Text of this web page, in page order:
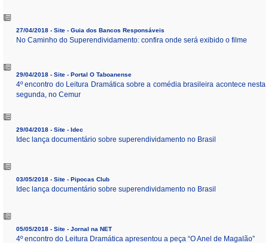
27/04/2018 - Site - Guia dos Bancos Responsáveis
No Caminho do Superendividamento: confira onde será exibido o filme
29/04/2018 - Site - Portal O Taboanense
4º encontro do Leitura Dramática sobre a comédia brasileira acontece nesta
segunda, no Cemur
29/04/2018 - Site - Idec
Idec lança documentário sobre superendividamento no Brasil
03/05/2018 - Site - Pipocas Club
Idec lança documentário sobre superendividamento no Brasil
05/05/2018 - Site - Jornal na NET
4º encontro do Leitura Dramática apresentou a peça “O Anel de Magalão”